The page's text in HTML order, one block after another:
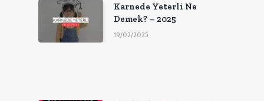
Karnede Yeterli Ne
Demek? – 2025
19/02/2025